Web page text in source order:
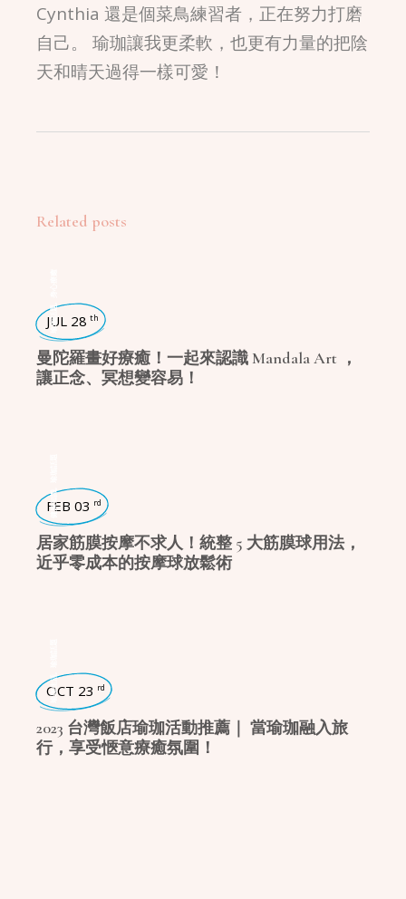
Cynthia 還是個菜鳥練習者，正在努力打磨
自己。 瑜珈讓我更柔軟，也更有力量的把陰
天和晴天過得一樣可愛！
Related posts
瑜珈話題
JUL 28 th
曼陀羅畫好療癒！一起來認識 Mandala Art ，
讓正念、冥想變容易！
健康知識
FEB 03 rd
居家筋膜按摩不求人！統整 5 大筋膜球用法，
近乎零成本的按摩球放鬆術
瑜珈生活
OCT 23 rd
2023 台灣飯店瑜珈活動推薦｜ 當瑜珈融入旅
行，享受愜意療癒氛圍！